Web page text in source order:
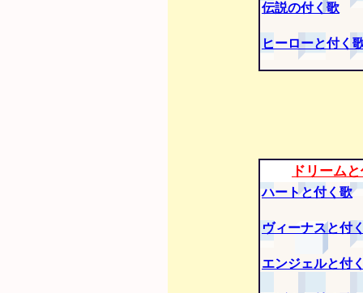
伝説の付く歌
ヒーローと付く
ドリーム
ハートと付く歌
ヴィーナスと付
エンジェルと付